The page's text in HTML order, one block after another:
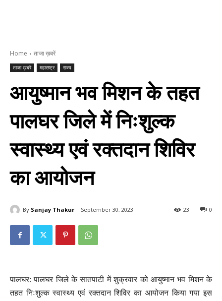
Home ताजा ख़बरें
ताजा ख़बरें महाराष्ट्र राज्य
आयुष्मान भव मिशन के तहत
पालघर जिले में निःशुल्क
स्वास्थ्य एवं रक्तदान शिविर
का आयोजन
By Sanjay Thakur September 30, 2023 0
23
पालघर: पालघर जिले के सातपाटी में शुक्रवार को आयुष्मान भव मिशन के
तहत निःशुल्क स्वास्थ्य एवं रक्तदान शिविर का आयोजन किया गया इस